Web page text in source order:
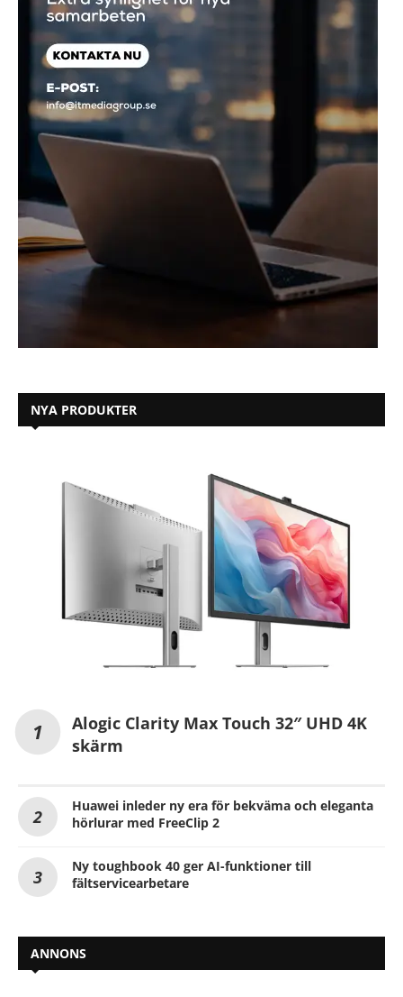
NYA PRODUKTER
Alogic Clarity Max Touch 32″ UHD 4K
skärm
Huawei inleder ny era för bekväma och eleganta
hörlurar med FreeClip 2
Ny toughbook 40 ger AI-funktioner till
fältservicearbetare
ANNONS